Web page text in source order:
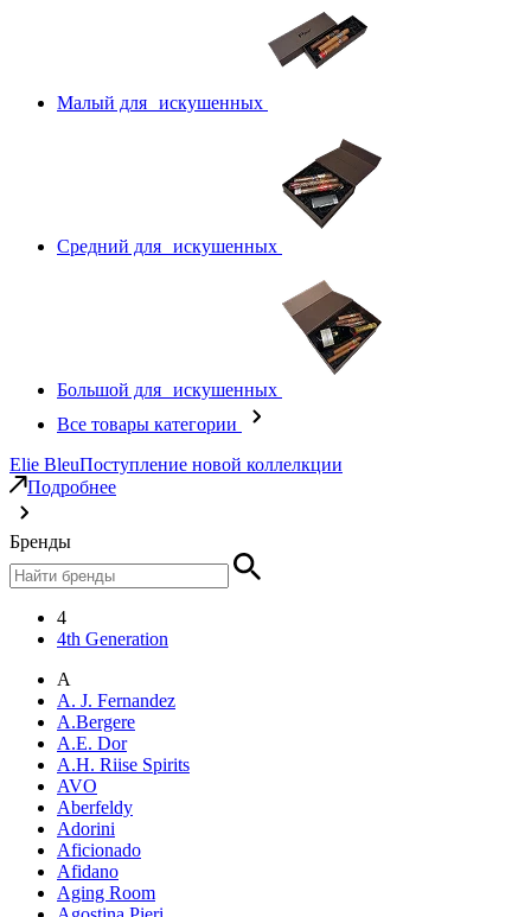
Малый для искушенных
Средний для искушенных
Большой для искушенных
Все товары категории
Elie BleuПоступление новой коллелкции
Подробнее
Бренды
4
4th Generation
A
A. J. Fernandez
A.Bergere
A.E. Dor
A.H. Riise Spirits
AVO
Aberfeldy
Adorini
Aficionado
Afidano
Aging Room